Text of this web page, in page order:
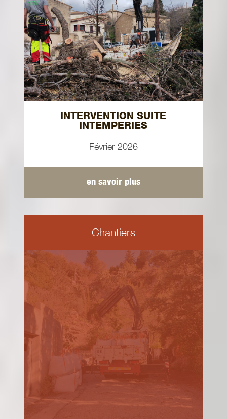
INTERVENTION SUITE
INTEMPERIES
Février 2026
en savoir plus
Chantiers